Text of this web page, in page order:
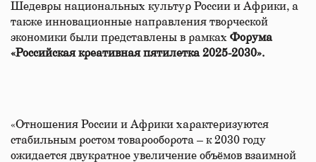
Шедевры национальных культур России и Африки, а
также инновационные направления творческой
экономики были представлены в рамках Форума
«Российская креативная пятилетка 2025-2030».
«Отношения России и Африки характеризуются
стабильным ростом товарооборота – к 2030 году
ожидается двукратное увеличение объёмов взаимной